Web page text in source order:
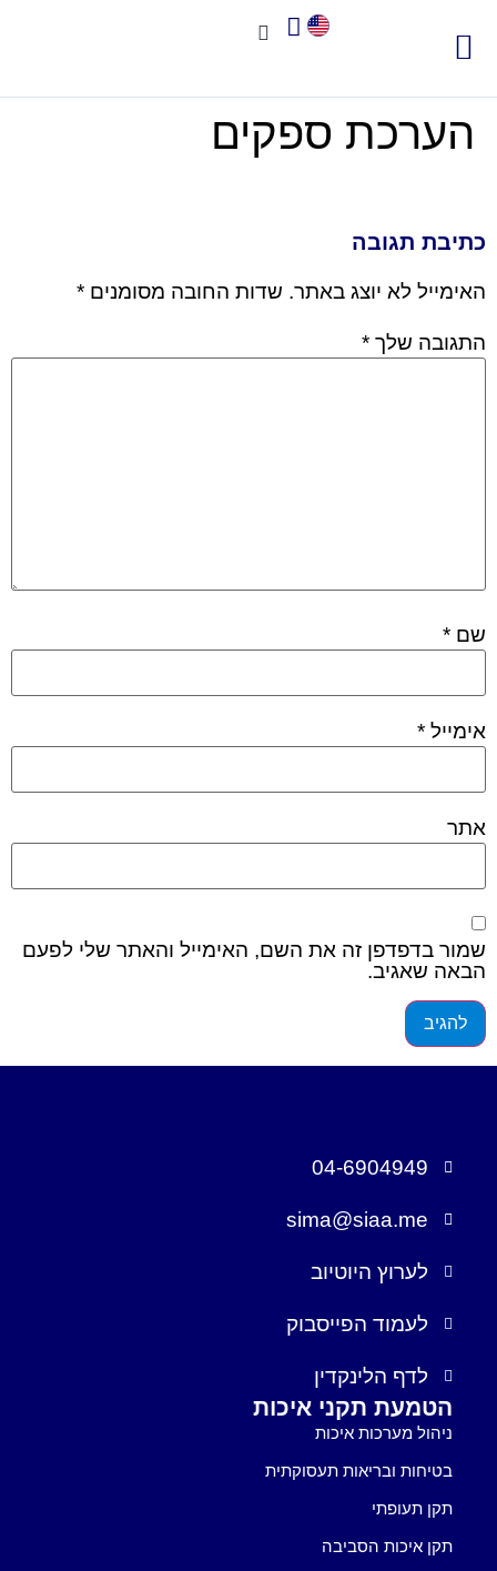
הערכת ספקים
כתיבת תגובה
האימייל לא יוצג באתר. שדות החובה מסומנים *
התגובה שלך *
שם *
אימייל *
אתר
שמור בדפדפן זה את השם, האימייל והאתר שלי לפעם
הבאה שאגיב.
04-6904949
sima@siaa.me
לערוץ היוטיוב
לעמוד הפייסבוק
לדף הלינקדין
הטמעת תקני איכות
ניהול מערכות איכות
בטיחות ובריאות תעסוקתית
תקן תעופתי
תקן איכות הסביבה